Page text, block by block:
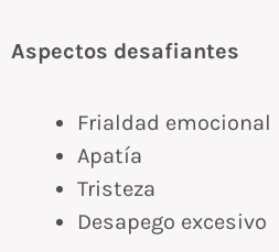
Aspectos desafiantes
Frialdad emocional
Apatía
Tristeza
Desapego excesivo